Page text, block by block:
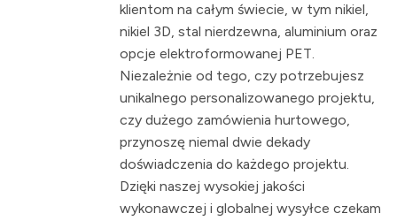
klientom na całym świecie, w tym nikiel,
nikiel 3D, stal nierdzewna, aluminium oraz
opcje elektroformowanej PET.
Niezależnie od tego, czy potrzebujesz
unikalnego personalizowanego projektu,
czy dużego zamówienia hurtowego,
przynoszę niemal dwie dekady
doświadczenia do każdego projektu.
Dzięki naszej wysokiej jakości
wykonawczej i globalnej wysyłce czekam